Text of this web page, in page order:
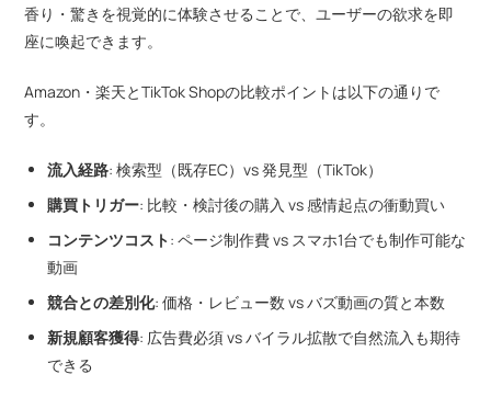
香り・驚きを視覚的に体験させることで、ユーザーの欲求を即
座に喚起できます。
Amazon・楽天とTikTok Shopの比較ポイントは以下の通りで
す。
流入経路: 検索型（既存EC）vs 発見型（TikTok）
購買トリガー: 比較・検討後の購入 vs 感情起点の衝動買い
コンテンツコスト: ページ制作費 vs スマホ1台でも制作可能な
動画
競合との差別化: 価格・レビュー数 vs バズ動画の質と本数
新規顧客獲得: 広告費必須 vs バイラル拡散で自然流入も期待
できる